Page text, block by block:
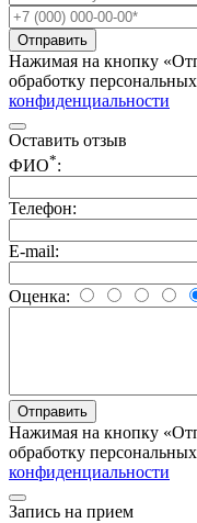
Отправить
Нажимая на кнопку
обработку
конфиденциальности
Оставить отзыв
ФИО*:
Телефон:
E-mail:
Оценка:
Нажимая на кнопку
обработку
конфиденциальности
Запись на прием